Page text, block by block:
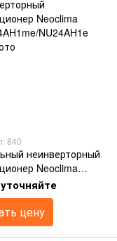
840
неинверторный
Neoclima
NU24AH1e
цену